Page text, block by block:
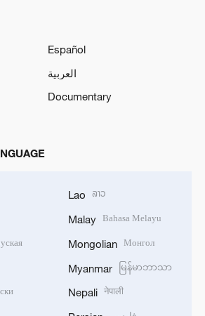
Español
العربية
Documentary
Lao ລາວ
Malay Bahasa Melayu
Mongolian Монгол
Myanmar မြန်မာဘာသာ
Nepali नेपाली